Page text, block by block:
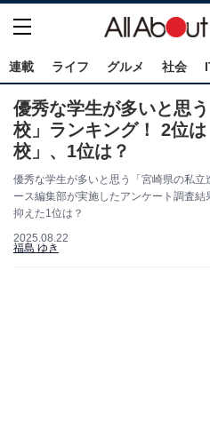
連載 ライフ グルメ 社会
優秀な学生が多いと思
校」ランキング！ 2位
校」、1位は？
優秀な学生が多いと思う「宮崎県の私
ース編集部が実施したアンケート調査
抑えた1位は？
2025.08.22
福島 ゆき